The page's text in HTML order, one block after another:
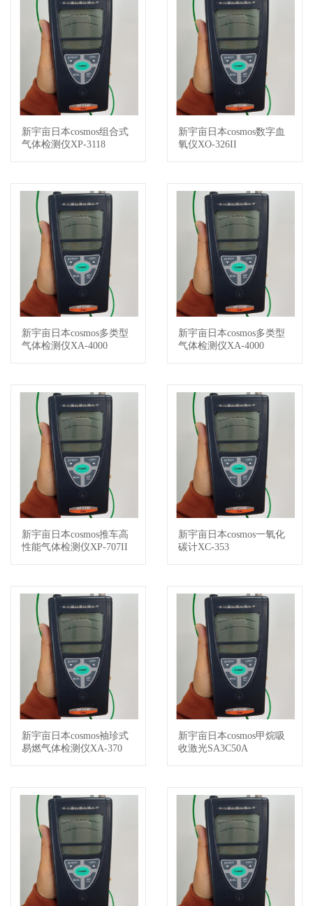
查看详情
新宇亩日本cosmos组合式
气体检测仪XP-3118
查看详情
新宇亩日本cosmos数字血
氧仪XO-326II
查看详情
新宇亩日本cosmos多类型
气体检测仪XA-4000
查看详情
新宇亩日本cosmos多类型
气体检测仪XA-4000
查看详情
新宇亩日本cosmos推车高
性能气体检测仪XP-707II
查看详情
新宇亩日本cosmos一氧化
碳计XC-353
查看详情
新宇亩日本cosmos袖珍式
易燃气体检测仪XA-370
查看详情
新宇亩日本cosmos甲烷吸
收激光SA3C50A